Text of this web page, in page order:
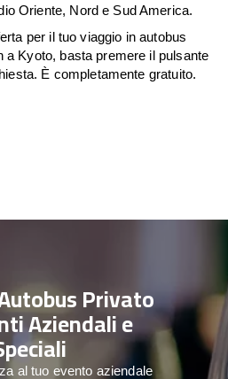
Oriente, Nord e Sud America.
per il tuo viaggio in autobus
a Kyoto, basta premere il pulsante
È completamente gratuito.
Privato
Aziendali e
al tuo evento aziendale